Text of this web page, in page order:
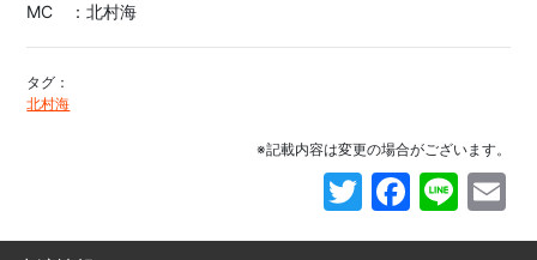
MC ：北村海
タグ：
北村海
※記載内容は変更の場合がございます。
Twitter
Line